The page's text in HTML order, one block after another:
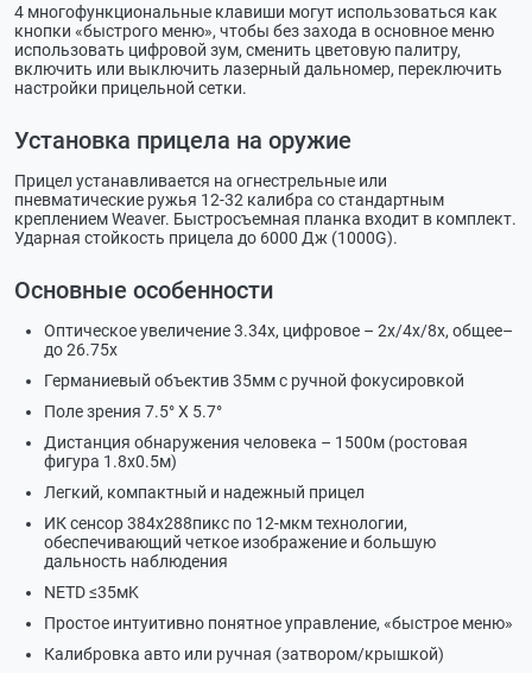
4 многофункциональные клавиши могут использоваться как
кнопки «быстрого меню», чтобы без захода в основное меню
использовать цифровой зум, сменить цветовую палитру,
включить или выключить лазерный дальномер, переключить
настройки прицельной сетки.
Установка прицела на оружие
Прицел устанавливается на огнестрельные или
пневматические ружья 12-32 калибра со стандартным
креплением Weaver. Быстросъемная планка входит в комплект.
Ударная стойкость прицела до 6000 Дж (1000G).
Основные особенности
Оптическое увеличение 3.34х, цифровое – 2х/4х/8х, общее–
до 26.75х
Германиевый объектив 35мм с ручной фокусировкой
Поле зрения 7.5° Х 5.7°
Дистанция обнаружения человека – 1500м (ростовая
фигура 1.8х0.5м)
Легкий, компактный и надежный прицел
ИК сенсор 384х288пикс по 12-мкм технологии,
обеспечивающий четкое изображение и большую
дальность наблюдения
NETD ≤35мK
Простое интуитивно понятное управление, «быстрое меню»
Калибровка авто или ручная (затвором/крышкой)